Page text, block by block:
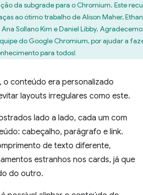
da subgrade para o Chromium. Este
ao ótimo trabalho de Alison Maher, Ethan
Sollano Kim e Daniel Libby.
do Google Chromium, por ajudar a
para todos!
conteúdo era personalizado
layouts irregulares como este.